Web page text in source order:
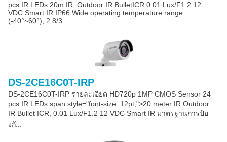
pcs IR LEDs 20m IR, Outdoor IR BulletICR 0.01 Lux/F1.2 12
VDC Smart IR IP66 Wide operating temperature range
(-40°~60°), 2.8/3....
DS-2CE16C0T-IRP
DS-2CE16C0T-IRP รายละเอียด HD720p 1MP CMOS Sensor 24
pcs IR LEDs span style="font-size: 12pt;">20 meter IR Outdoor
IR Bullet ICR, 0.01 Lux/F1.2 12 VDC Smart IR มาตรฐานการป้อ
งกั...